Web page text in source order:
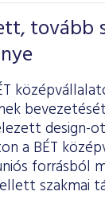
tovább
design-
a BÉT
forrásból
szakmai